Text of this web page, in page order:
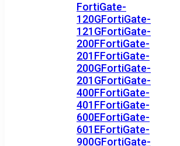
FortiGate-
120GFortiGate-
121GFortiGate-
200FFortiGate-
201FFortiGate-
200GFortiGate-
201GFortiGate-
400FFortiGate-
401FFortiGate-
600EFortiGate-
601EFortiGate-
900GFortiGate-